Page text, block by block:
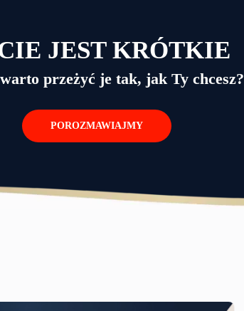
JEST KRÓTKIE
przeżyć je tak, jak Ty chcesz?
POROZMAWIAJMY